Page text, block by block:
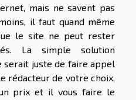
mais ne savent pas
il faut quand même
le site ne peut rester
La simple solution
juste de faire appel
rédacteur de votre choix,
prix et il vous faire le